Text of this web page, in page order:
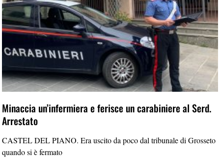
Minaccia un’infermiera e ferisce un carabiniere al Serd.
Arrestato
CASTEL DEL PIANO. Era uscito da poco dal tribunale di Grosseto
quando si è fermato